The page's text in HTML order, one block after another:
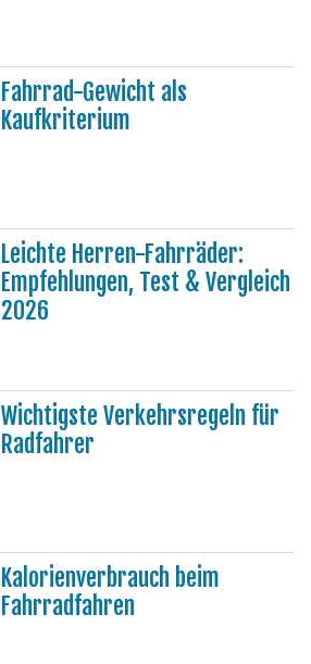
Fahrrad-Gewicht als
Kaufkriterium
Leichte Herren-Fahrräder:
Empfehlungen, Test & Vergleich
2026
Wichtigste Verkehrsregeln für
Radfahrer
Kalorienverbrauch beim
Fahrradfahren